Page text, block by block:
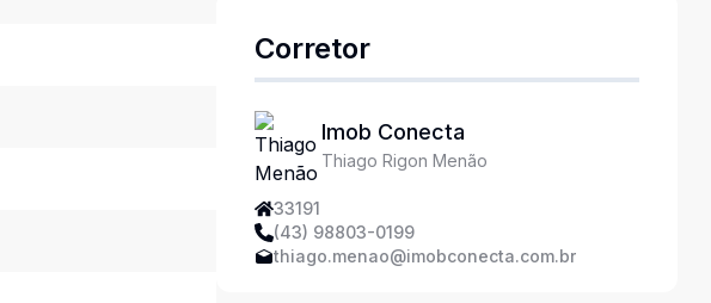
Corretor
Imob Conecta
Thiago Rigon Menão
33191
(43) 98803-0199
thiago.menao@imobconecta.com.br